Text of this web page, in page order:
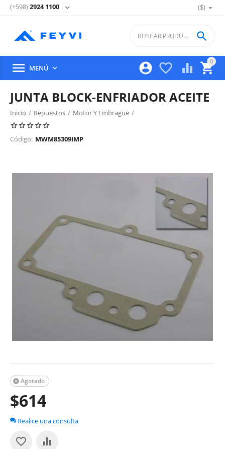
($)
(+598)2924 1100 expand_more
0

 


 MENÚ 
JUNTA BLOCK-ENFRIADOR ACEITE
Inicio / Repuestos / Motor Y Embrague /
Juntas Y Retenes De Motor
Código: MWM85309IMP
Agotado

$614
Realice una consulta